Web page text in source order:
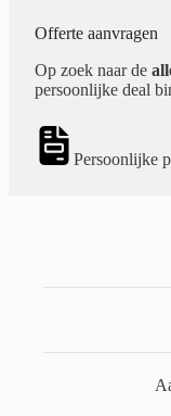
Offerte aanvragen
Op zoek naar de
persoonlijke deal
Persoonlijke